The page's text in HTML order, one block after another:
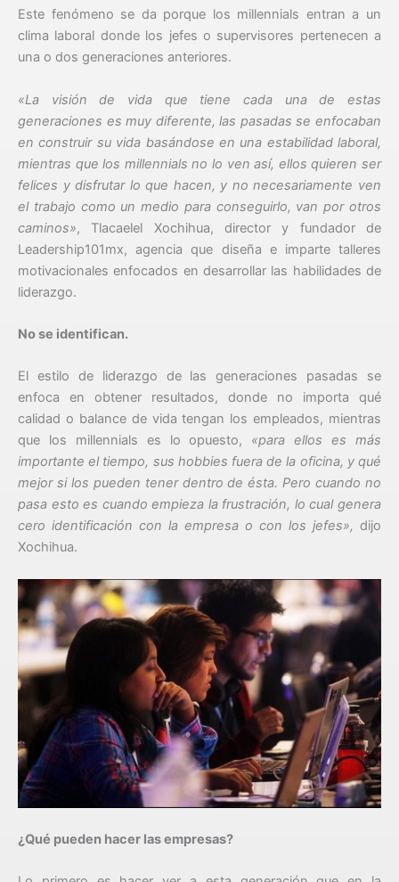
Este fenómeno se da porque los millennials entran a un
clima laboral donde los jefes o supervisores pertenecen a
una o dos generaciones anteriores.
«La visión de vida que tiene cada una de estas
generaciones es muy diferente, las pasadas se enfocaban
en construir su vida basándose en una estabilidad laboral,
mientras que los millennials no lo ven así, ellos quieren ser
felices y disfrutar lo que hacen, y no necesariamente ven
el trabajo como un medio para conseguirlo, van por otros
caminos», Tlacaelel Xochihua, director y fundador de
Leadership101mx, agencia que diseña e imparte talleres
motivacionales enfocados en desarrollar las habilidades de
liderazgo.
No se identifican.
El estilo de liderazgo de las generaciones pasadas se
enfoca en obtener resultados, donde no importa qué
calidad o balance de vida tengan los empleados, mientras
que los millennials es lo opuesto, «para ellos es más
importante el tiempo, sus hobbies fuera de la oficina, y qué
mejor si los pueden tener dentro de ésta. Pero cuando no
pasa esto es cuando empieza la frustración, lo cual genera
cero identificación con la empresa o con los jefes», dijo
Xochihua.
¿Qué pueden hacer las empresas?